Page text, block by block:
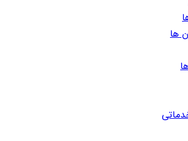
ها